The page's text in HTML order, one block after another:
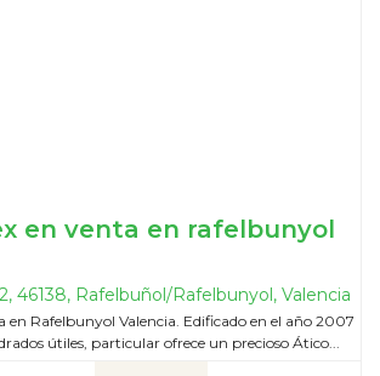
en venta en rafelbunyol
46138, Rafelbuñol/Rafelbunyol, Valencia
en Rafelbunyol Valencia. Edificado en el año 2007
útiles, particular ofrece un precioso Ático...